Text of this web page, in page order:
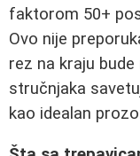
faktorom 50+
Ovo nije
rez na kraju
stručnjaka
kao idealan